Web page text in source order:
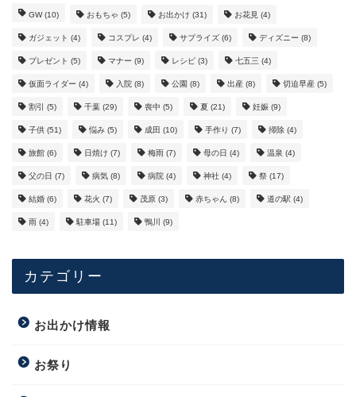
GW(10) おもちゃ (5) お出かけ (31) お花見 (4)
ガジェット (4) コスプレ (4) サプライズ (6) ディズニー (8)
プレゼント (5) マナー (9) レシピ (3) 七五三 (4)
仮面ライダー (4) 入院 (8) 公園 (8) 出産 (8) 切迫早産 (5)
割引 (5) 千葉 (29) 喪中 (5) 夏 (21) 妊娠 (9)
子供 (51) 悩み (5) 成田 (10) 手作り (7) 掃除 (4)
旅館 (6) 日焼け (7) 梅雨 (7) 母の日 (4) 温泉 (4)
父の日 (7) 病気 (8) 病院 (4) 神社 (4) 祭 (17)
結婚 (6) 花火 (7) 茂原 (3) 赤ちゃん (8) 道の駅 (4)
雨 (4) 駐車場 (11) 鴨川 (9)
カテゴリー
お出かけ情報
お祭り